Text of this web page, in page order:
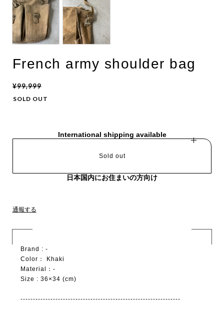
French army shoulder bag
¥99,999
SOLD OUT
International shipping available
Sold out
日本国内にお住まいの方向け
通報する
Brand : -
Color： Khaki
Material：-
Size : 36×34 (cm)
----------------------------------------------------------------